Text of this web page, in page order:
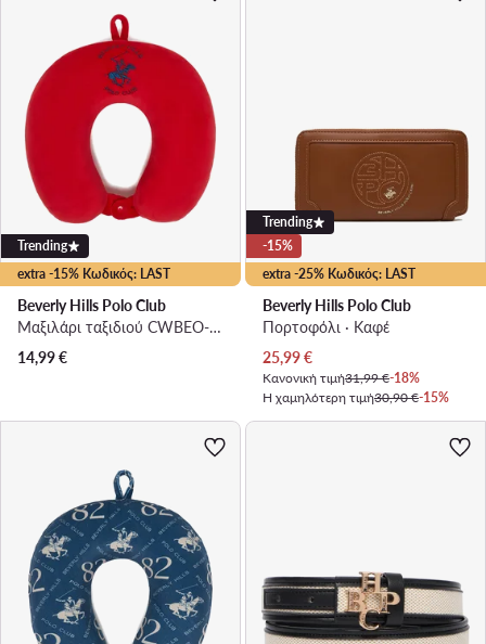
extra -15% Κωδικός: LAST
Trending
Beverly Hills Polo Club
Μαξιλάρι ταξιδιού CWBEO-BHPC-UF-002-SS26 Κόκκινο
14,99€
extra -25% Κωδικός: LAST
Trending
-15%
Beverly Hills Polo Club
Πορτοφόλι · Καφέ
Τρέχουσα τιμή
25,99€
Κανονική τιμή31,99 €-18%
Η χαμηλότερη τιμή30,90 €-15%